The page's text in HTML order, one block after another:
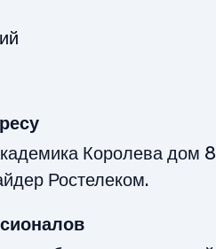
Королева дом 8
Ростелеком.